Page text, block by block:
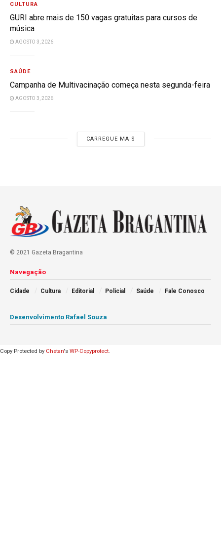
CULTURA
GURI abre mais de 150 vagas gratuitas para cursos de
música
AGOSTO 3, 2026
SAÚDE
Campanha de Multivacinação começa nesta segunda-feira
AGOSTO 3, 2026
CARREGUE MAIS
© 2021 Gazeta Bragantina
Navegação
Cidade Cultura Editorial Policial Saúde Fale Conosco
Desenvolvimento Rafael Souza
Copy Protected by Chetan's WP-Copyprotect.